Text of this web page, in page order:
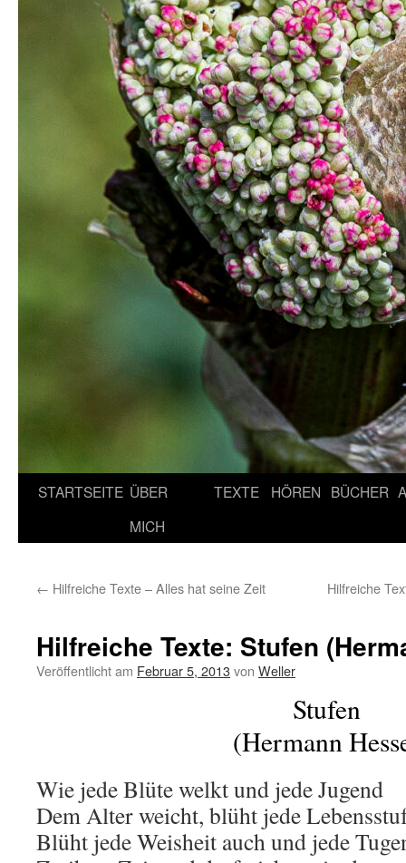
STARTSEITE ÜBER
MICH
TEXTE HÖREN BÜCHER
← Hilfreiche Texte – Alles hat seine Zeit Hilfreiche
Hilfreiche Texte: Stufen
Veröffentlicht am Februar 5, 2013von Weller
Stufen
(Hermann
Wie jede Blüte welkt und jede Jugend
Dem Alter weicht, blüht jede
Blüht jede Weisheit auch und jede